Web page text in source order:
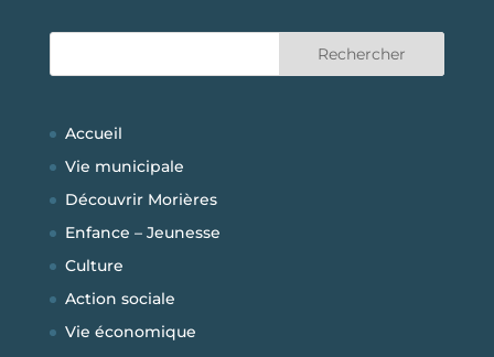
Accueil
Vie municipale
Découvrir Morières
Enfance – Jeunesse
Culture
Action sociale
Vie économique